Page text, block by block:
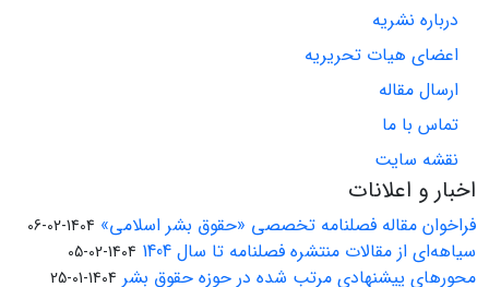
درباره نشریه
اعضای هیات تحریریه
ارسال مقاله
تماس با ما
نقشه سایت
اخبار و اعلانات
فراخوان مقاله فصلنامه تخصصی «حقوق بشر اسلامی» 1404-02-06
سیاهه‌ای از مقالات منتشره فصلنامه تا سال 1404 1404-02-05
محورهای پیشنهادی مرتب شده در حوزه حقوق بشر 1404-01-25